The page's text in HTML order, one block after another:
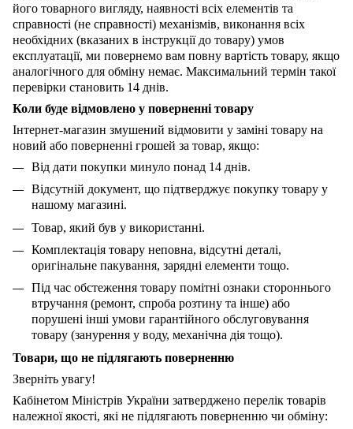
його товарного вигляду, наявності всіх елементів та
справності (не справності) механізмів, виконання всіх
необхідних (вказаних в інструкції до товару) умов
експлуатації, ми повернемо вам повну вартість товару, якщо
аналогічного для обміну немає. Максимальний термін такої
перевірки становить 14 днів.
Коли буде відмовлено у поверненні товару
Інтернет-магазин змушений відмовити у заміні товару на
новий або поверненні грошей за товар, якщо:
Від дати покупки минуло понад 14 днів.
Відсутній документ, що підтверджує покупку товару у
нашому магазині.
Товар, який був у використанні.
Комплектація товару неповна, відсутні деталі,
оригінальне пакування, зарядні елементи тощо.
Під час обстеження товару помітні ознаки стороннього
втручання (ремонт, спроба розтину та інше) або
порушені інші умови гарантійного обслуговування
товару (занурення у воду, механічна дія тощо).
Товари, що не підлягають поверненню
Зверніть увагу!
Кабінетом Міністрів України затверджено перелік товарів
належної якості, які не підлягають поверненню чи обміну: